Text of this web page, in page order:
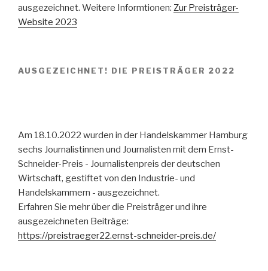
ausgezeichnet. Weitere Informtionen: Zur Preisträger-
Website 2023
AUSGEZEICHNET! DIE PREISTRÄGER 2022
Am 18.10.2022 wurden in der Handelskammer Hamburg
sechs Journalistinnen und Journalisten mit dem Ernst-
Schneider-Preis - Journalistenpreis der deutschen
Wirtschaft, gestiftet von den Industrie- und
Handelskammern - ausgezeichnet.
Erfahren Sie mehr über die Preisträger und ihre
ausgezeichneten Beiträge:
https://preistraeger22.ernst-schneider-preis.de/